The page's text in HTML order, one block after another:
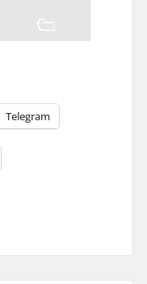
Telegram